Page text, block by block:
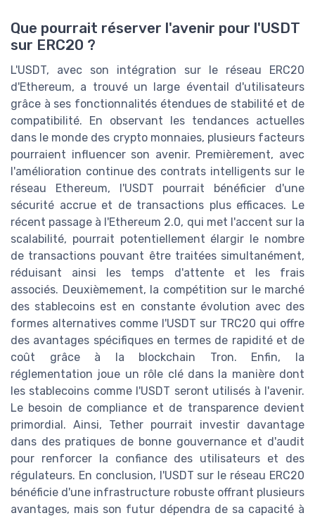
Que pourrait réserver l'avenir pour l'USDT
sur ERC20 ?
L'USDT, avec son intégration sur le réseau ERC20
d'Ethereum, a trouvé un large éventail d'utilisateurs
grâce à ses fonctionnalités étendues de stabilité et de
compatibilité. En observant les tendances actuelles
dans le monde des crypto monnaies, plusieurs facteurs
pourraient influencer son avenir. Premièrement, avec
l'amélioration continue des contrats intelligents sur le
réseau Ethereum, l'USDT pourrait bénéficier d'une
sécurité accrue et de transactions plus efficaces. Le
récent passage à l'Ethereum 2.0, qui met l'accent sur la
scalabilité, pourrait potentiellement élargir le nombre
de transactions pouvant être traitées simultanément,
réduisant ainsi les temps d'attente et les frais
associés. Deuxièmement, la compétition sur le marché
des stablecoins est en constante évolution avec des
formes alternatives comme l'USDT sur TRC20 qui offre
des avantages spécifiques en termes de rapidité et de
coût grâce à la blockchain Tron. Enfin, la
réglementation joue un rôle clé dans la manière dont
les stablecoins comme l'USDT seront utilisés à l'avenir.
Le besoin de compliance et de transparence devient
primordial. Ainsi, Tether pourrait investir davantage
dans des pratiques de bonne gouvernance et d'audit
pour renforcer la confiance des utilisateurs et des
régulateurs. En conclusion, l'USDT sur le réseau ERC20
bénéficie d'une infrastructure robuste offrant plusieurs
avantages, mais son futur dépendra de sa capacité à